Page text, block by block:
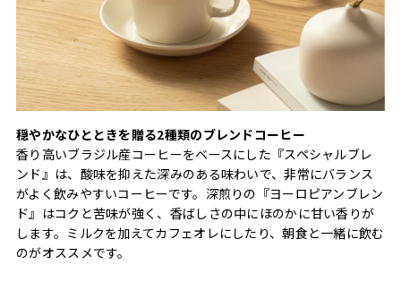
穏やかなひとときを贈る2種類のブレンドコーヒー
香り高いブラジル産コーヒーをベースにした『スペシャルブレ
ンド』は、酸味を抑えた深みのある味わいで、非常にバランス
がよく飲みやすいコーヒーです。深煎りの『ヨーロピアンブレン
ド』はコクと苦味が強く、香ばしさの中にほのかに甘い香りが
します。ミルクを加えてカフェオレにしたり、朝食と一緒に飲む
のがオススメです。